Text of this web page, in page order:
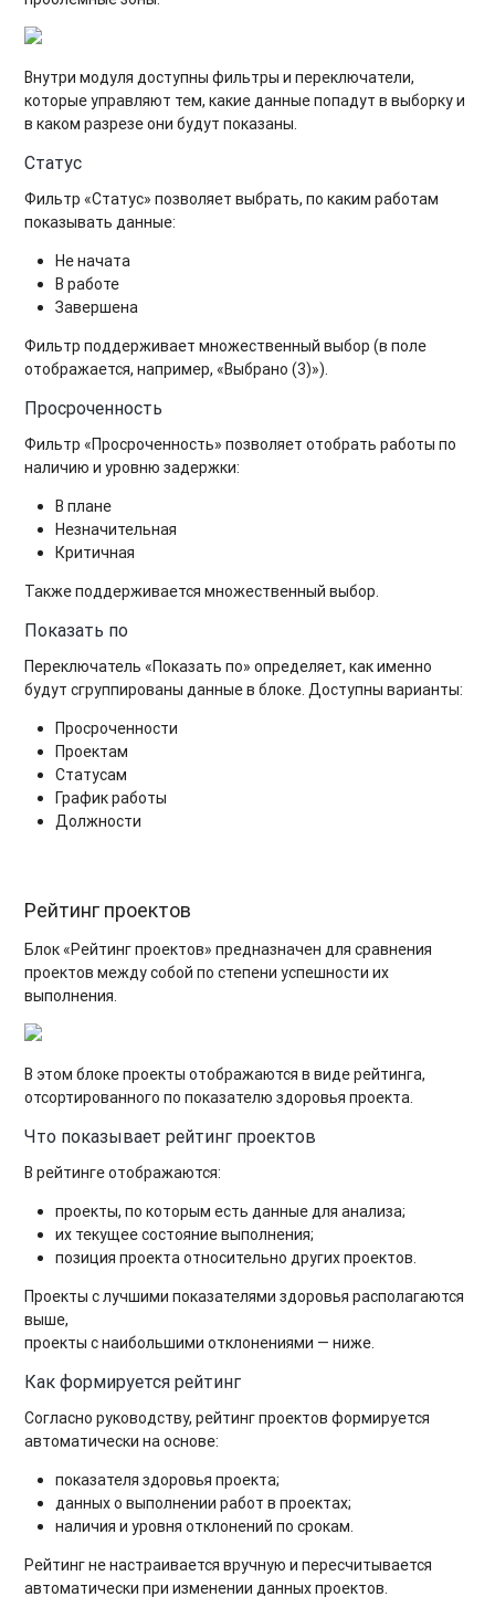
Внутри модуля доступны фильтры и переключатели,
которые управляют тем, какие данные попадут в выборку и
в каком разрезе они будут показаны.
Статус
Фильтр «Статус» позволяет выбрать, по каким работам
показывать данные:
Не начата
В работе
Завершена
Фильтр поддерживает множественный выбор (в поле
отображается, например, «Выбрано (3)»).
Просроченность
Фильтр «Просроченность» позволяет отобрать работы по
наличию и уровню задержки:
В плане
Незначительная
Критичная
Также поддерживается множественный выбор.
Показать по
Переключатель «Показать по» определяет, как именно
будут сгруппированы данные в блоке. Доступны варианты:
Просроченности
Проектам
Статусам
График работы
Должности
Рейтинг проектов
Блок «Рейтинг проектов» предназначен для сравнения
проектов между собой по степени успешности их
выполнения.
В этом блоке проекты отображаются в виде рейтинга,
отсортированного по показателю здоровья проекта.
Что показывает рейтинг проектов
В рейтинге отображаются:
проекты, по которым есть данные для анализа;
их текущее состояние выполнения;
позиция проекта относительно других проектов.
Проекты с лучшими показателями здоровья располагаются
выше,
проекты с наибольшими отклонениями — ниже.
Как формируется рейтинг
Согласно руководству, рейтинг проектов формируется
автоматически на основе:
показателя здоровья проекта;
данных о выполнении работ в проектах;
наличия и уровня отклонений по срокам.
Рейтинг не настраивается вручную и пересчитывается
автоматически при изменении данных проектов.